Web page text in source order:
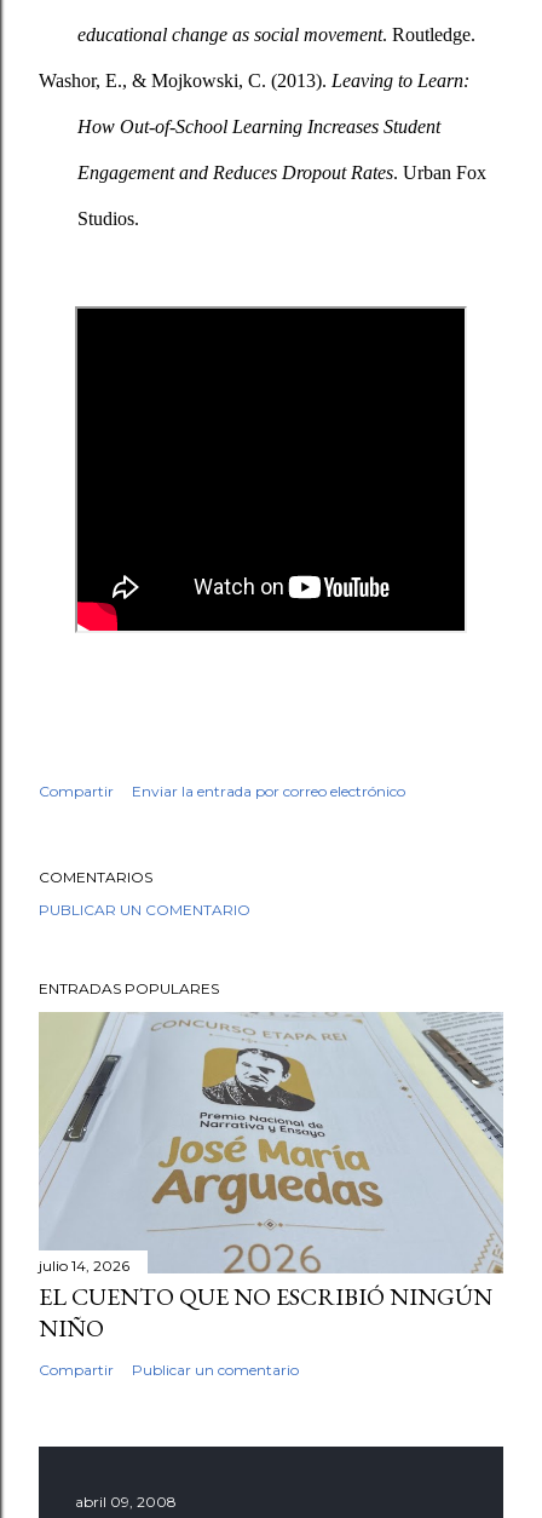
educational change as social movement. Routledge.
Washor, E., & Mojkowski, C. (2013). Leaving to Learn:
How Out-of-School Learning Increases Student
Engagement and Reduces Dropout Rates. Urban Fox
Studios.
Compartir Enviar la entrada por correo electrónico
COMENTARIOS
PUBLICAR UN COMENTARIO
ENTRADAS POPULARES
julio 14, 2026
EL CUENTO QUE NO ESCRIBIÓ NINGÚN
NIÑO
Compartir Publicar un comentario
abril 09, 2008